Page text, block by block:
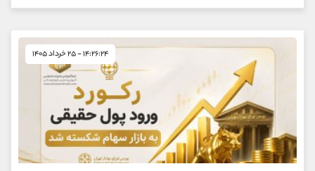
۱۴:۲۶:۲۴ - ۲۵ خرداد ۱۴۰۵